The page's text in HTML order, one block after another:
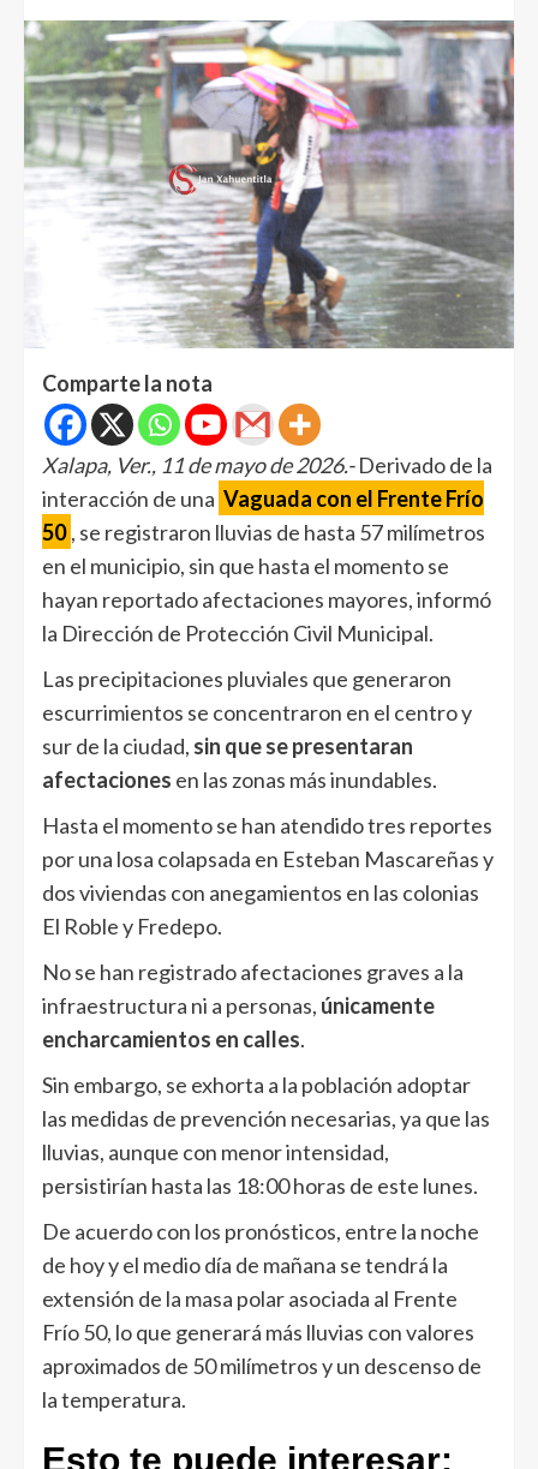
Comparte la nota
Xalapa, Ver., 11 de mayo de 2026.-Derivado de la
interacción de una Vaguada con el Frente Frío
50 , se registraron lluvias de hasta 57 milímetros
en el municipio, sin que hasta el momento se
hayan reportado afectaciones mayores, informó
la Dirección de Protección Civil Municipal.
Las precipitaciones pluviales que generaron
escurrimientos se concentraron en el centro y
sur de la ciudad, sin que se presentaran
afectaciones en las zonas más inundables.
Hasta el momento se han atendido tres reportes
por una losa colapsada en Esteban Mascareñas y
dos viviendas con anegamientos en las colonias
El Roble y Fredepo.
No se han registrado afectaciones graves a la
infraestructura ni a personas, únicamente
encharcamientos en calles.
Sin embargo, se exhorta a la población adoptar
las medidas de prevención necesarias, ya que las
lluvias, aunque con menor intensidad,
persistirían hasta las 18:00 horas de este lunes.
De acuerdo con los pronósticos, entre la noche
de hoy y el medio día de mañana se tendrá la
extensión de la masa polar asociada al Frente
Frío 50, lo que generará más lluvias con valores
aproximados de 50 milímetros y un descenso de
la temperatura.
Esto te puede interesar: